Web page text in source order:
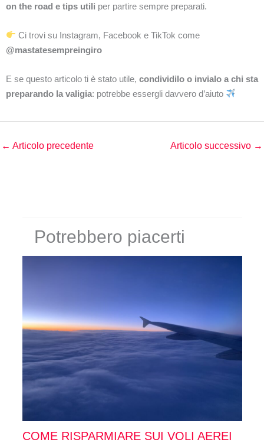
on the road e tips utili per partire sempre preparati.
Ci trovi su Instagram, Facebook e TikTok come
@mastatesempreingiro
E se questo articolo ti è stato utile, condividilo o invialo a chi sta
preparando la valigia: potrebbe essergli davvero d’aiuto
← Articolo precedente Articolo successivo →
Potrebbero piacerti
COME RISPARMIARE SUI VOLI AEREI